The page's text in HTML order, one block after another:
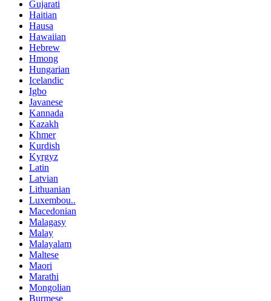
Gujarati
Haitian
Hausa
Hawaiian
Hebrew
Hmong
Hungarian
Icelandic
Igbo
Javanese
Kannada
Kazakh
Khmer
Kurdish
Kyrgyz
Latin
Latvian
Lithuanian
Luxembou..
Macedonian
Malagasy
Malay
Malayalam
Maltese
Maori
Marathi
Mongolian
Burmese